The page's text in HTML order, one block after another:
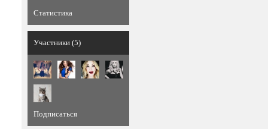
Статистика
Участники (5)
Подписаться